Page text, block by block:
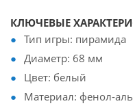
КЛЮЧЕВЫЕ
Тип игры: пирамида
Диаметр: 68 мм
Цвет: белый
Материал: фенол-